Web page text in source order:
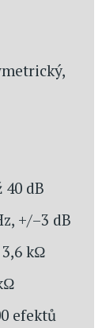
dB
+/–3 dB
kΩ
efektů